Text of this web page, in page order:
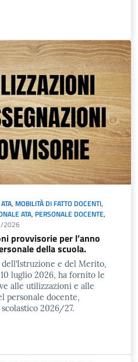
, MOBILITÀ DI FATTO DOCENTI,
ATA, PERSONALE DOCENTE,
2026
provvisorie per l’anno
della scuola.
e del Merito,
luglio 2026, ha fornito le
alle utilizzazioni e alle
personale docente,
2026/27.